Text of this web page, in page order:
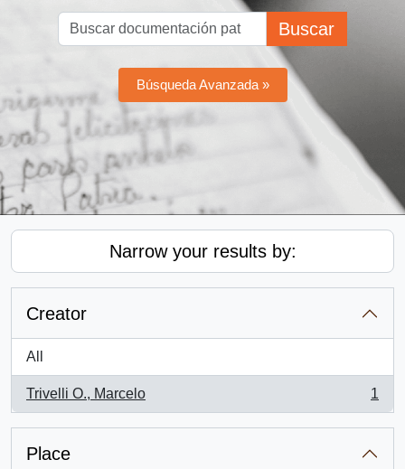
Buscar
Búsqueda Avanzada »
Narrow your results by:
Creator
All
Trivelli O., Marcelo
, 1 results
1
Place